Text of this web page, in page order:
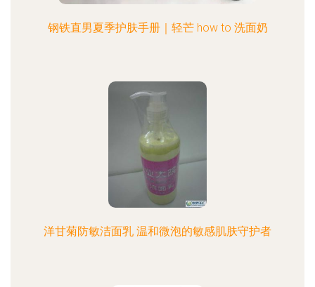
钢铁直男夏季护肤手册｜轻芒 how to 洗面奶
洋甘菊防敏洁面乳 温和微泡的敏感肌肤守护者